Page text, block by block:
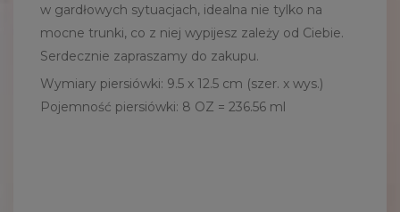
w gardłowych sytuacjach, idealna nie tylko na
mocne trunki, co z niej wypijesz zależy od Ciebie.
Serdecznie zapraszamy do zakupu.
Wymiary piersiówki: 9.5 x 12.5 cm (szer. x wys.)
Pojemność piersiówki: 8 OZ = 236.56 ml